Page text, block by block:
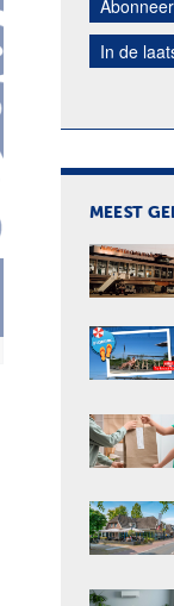
In de
MEEST